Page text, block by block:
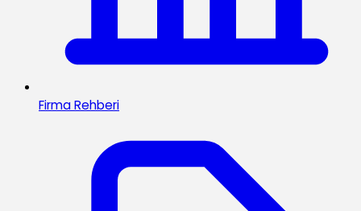
Firma Rehberi